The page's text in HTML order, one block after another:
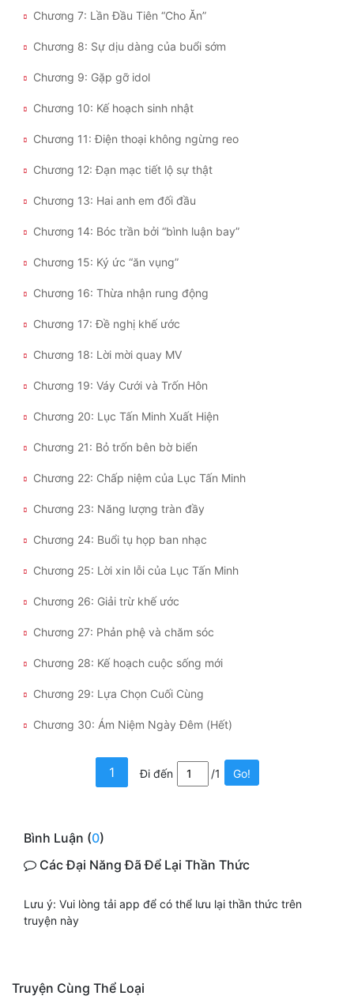
Quân Sự
Xuyên Sách
Xuyên Thư
Điền Văn
Đông Phương Huyền Huyễn
Cẩu Đạo Trường Sinh
Ngự Thú
Vô Địch Lưu
Chương 7: Lần Đầu Tiên “Cho Ăn”
Chương 8: Sự dịu dàng của buổi sớm
Chương 9: Gặp gỡ idol
Chương 10: Kế hoạch sinh nhật
Chương 11: Điện thoại không ngừng reo
Chương 12: Đạn mạc tiết lộ sự thật
Chương 13: Hai anh em đối đầu
Chương 14: Bóc trần bởi “bình luận bay”
Chương 15: Ký ức “ăn vụng”
Chương 16: Thừa nhận rung động
Chương 17: Đề nghị khế ước
Chương 18: Lời mời quay MV
Chương 19: Váy Cưới và Trốn Hôn
Chương 20: Lục Tấn Minh Xuất Hiện
Chương 21: Bỏ trốn bên bờ biển
Chương 22: Chấp niệm của Lục Tấn Minh
Chương 23: Năng lượng tràn đầy
Chương 24: Buổi tụ họp ban nhạc
Chương 25: Lời xin lỗi của Lục Tấn Minh
Chương 26: Giải trừ khế ước
Chương 27: Phản phệ và chăm sóc
Chương 28: Kế hoạch cuộc sống mới
Chương 29: Lựa Chọn Cuối Cùng
Chương 30: Ám Niệm Ngày Đêm (Hết)
1 Đi đến /1 Go!
Bình Luận (0)
Các Đại Năng Đã Để Lại Thần Thức
Lưu ý: Vui lòng tải app để có thể lưu lại thần thức trên
truyện này
Truyện Cùng Thể Loại